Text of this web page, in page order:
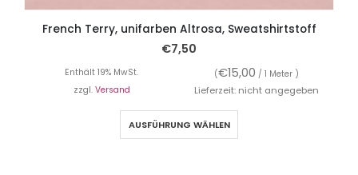
French Terry, unifarben Altrosa, Sweatshirtstoff
€7,50
Enthält 19% MwSt. (€15,00 / 1 Meter )
zzgl. Versand Lieferzeit: nicht angegeben
AUSFÜHRUNG WÄHLEN